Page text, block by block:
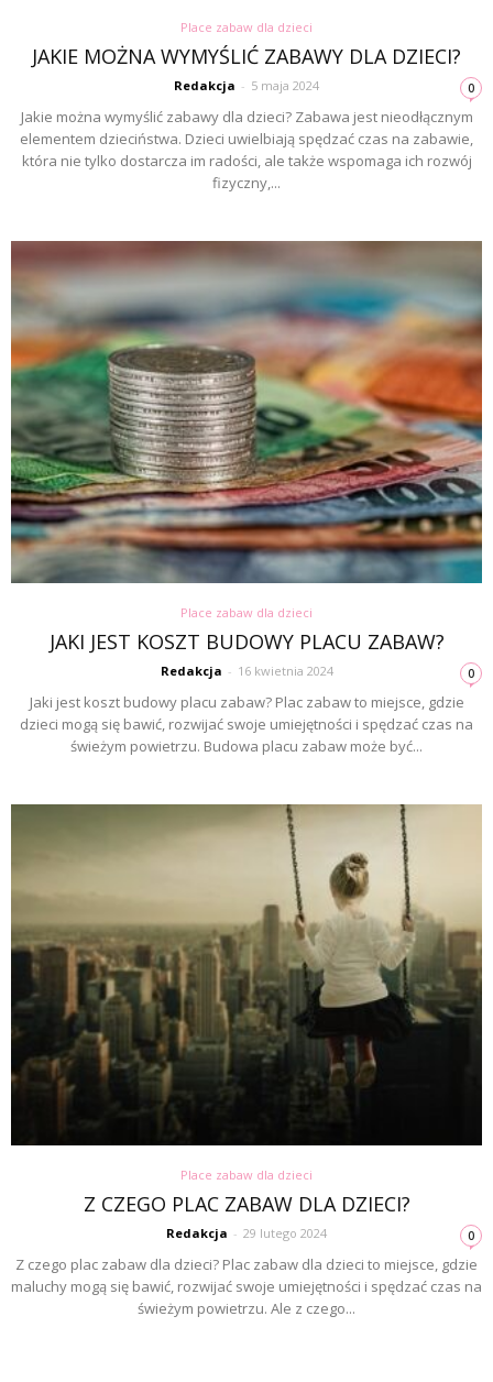
Place zabaw dla dzieci
JAKIE MOŻNA WYMYŚLIĆ ZABAWY DLA DZIECI?
Redakcja - 5 maja 2024 0
Jakie można wymyślić zabawy dla dzieci? Zabawa jest nieodłącznym
elementem dzieciństwa. Dzieci uwielbiają spędzać czas na zabawie,
która nie tylko dostarcza im radości, ale także wspomaga ich rozwój
fizyczny,...
Place zabaw dla dzieci
JAKI JEST KOSZT BUDOWY PLACU ZABAW?
Redakcja - 16 kwietnia 2024 0
Jaki jest koszt budowy placu zabaw? Plac zabaw to miejsce, gdzie
dzieci mogą się bawić, rozwijać swoje umiejętności i spędzać czas na
świeżym powietrzu. Budowa placu zabaw może być...
Place zabaw dla dzieci
Z CZEGO PLAC ZABAW DLA DZIECI?
Redakcja - 29 lutego 2024 0
Z czego plac zabaw dla dzieci? Plac zabaw dla dzieci to miejsce, gdzie
maluchy mogą się bawić, rozwijać swoje umiejętności i spędzać czas na
świeżym powietrzu. Ale z czego...